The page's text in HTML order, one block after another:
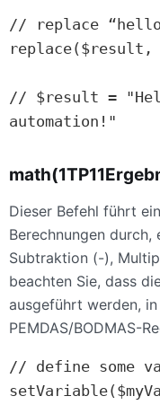
// replace
// $result =
automation!"
Dieser Befehl führt
Berechnungen
Subtraktion (-),
beachten Sie, dass
ausgeführt werden,
PEMDAS/BODMAS-
// define some